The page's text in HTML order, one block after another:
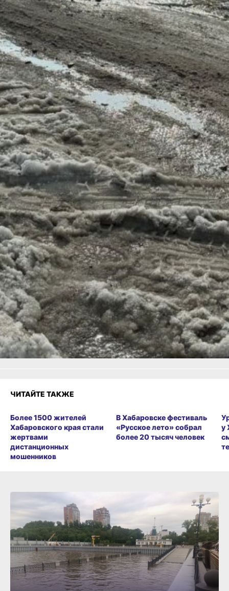
не были своевременно
очищены от снега и наледи,
что затрудняло движение
транспорта и пешеходов.
После вмешательства
прокуратуры проведены
работы по очистке улиц.
Однако за нарушение части 1
статьи 12.34 КоАП РФ
(несоблюдение требований
по обеспечению
безопасности дорожного
движения при содержании
дорог) комитет
по управлению имуществом
администрации района
привлечён
к административной
ответственности. Штраф
составил двести тысяч
рублей.
В ТЕМУ:
Лесные пожары
в Хабаровском крае будут
обнаруживать дроны
Читайте нас в соцсетях:
ВКонтакте,
Одноклассники, Телеграм
илиЯндекс.Дзен и
МАКС
Как вам материал?
Огонь!
Супер
Удивило
1
Грустно
Злость
Разочарование
ЧИТАЙТЕ ТАКЖЕ
Более 1500 жителей
Хабаровского края стали
жертвами
дистанционных
мошенников
В Хабаровске фестиваль
«Русское лето» собрал
более 20 тысяч человек
у